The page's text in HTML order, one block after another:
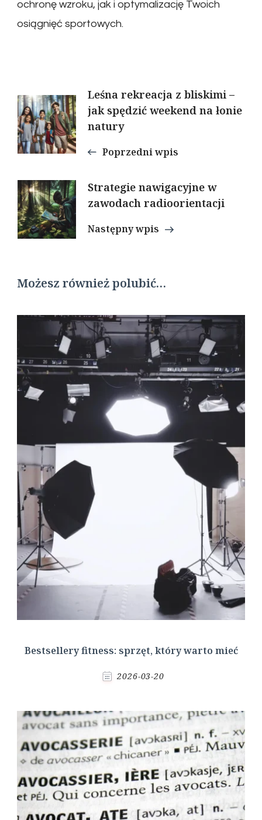
ochronę wzroku, jak i optymalizację Twoich
osiągnięć sportowych.
Nawigacja
wpisu
Leśna rekreacja z bliskimi –
jak spędzić weekend na łonie
natury
Poprzedni wpis
Strategie nawigacyjne w
zawodach radioorientacji
Następny wpis
Możesz również polubić…
Bestsellery fitness: sprzęt, który warto mieć
2026-03-20